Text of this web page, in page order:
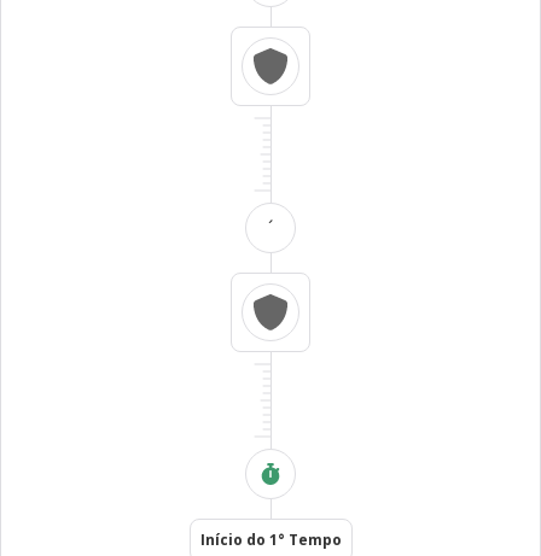
´
Início do 1° Tempo